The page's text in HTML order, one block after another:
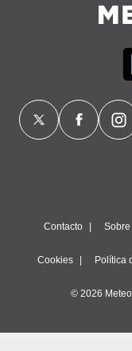
Contacto
Cookies Política
© 2026